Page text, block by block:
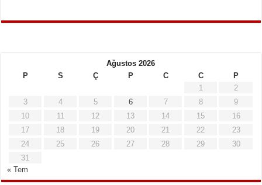
Ağustos 2026
P
S Ç P C C
P
1
2
3
4 5 6 7 8
9
10
11 12 13 14 15
16
17
18 19 20 21 22
23
24
25 26 27 28 29
30
31
« Tem